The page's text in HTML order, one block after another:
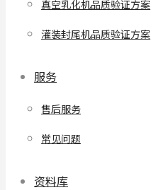
真空乳化机品质验证方案
灌装封尾机品质验证方案
服务
售后服务
常见问题
资料库